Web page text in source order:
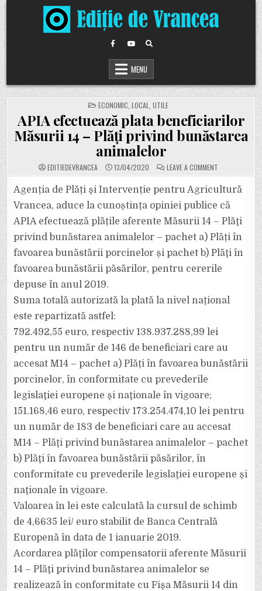
Skip
to
content
MENU
POSTED
IN
ECONOMIC LOCAL UTILE
APIA efectuează plata beneficiarilor
Măsurii 14 – Plăţi privind bunăstarea
animalelor
EDITIEDEVRANCEA 13/04/2020 LEAVE A COMMENTON
APIA
PLATA
BENEFICIARILOR
MĂSURII
14
PLĂŢI
BUNĂSTAREA
ANIMALELOR
Agenția de Plăți şi Intervenție pentru Agricultură
Vrancea, aduce la cunoștința opiniei publice că
APIA efectuează plățile aferente Măsurii 14 – Plăţi
privind bunăstarea animalelor – pachet a) Plăți în
favoarea bunăstării porcinelor și pachet b) Plăţi în
favoarea bunăstării păsărilor, pentru cererile
depuse în anul 2019.
Suma totală autorizată la plată la nivel național
este repartizată astfel:
792.492,55 euro, respectiv 138.937.288,99 lei
pentru un număr de 146 de beneficiari care au
accesat M14 – pachet a) Plăți în favoarea bunăstării
porcinelor, în conformitate cu prevederile
legislaţiei europene şi naţionale în vigoare;
151.168,46 euro, respectiv 173.254.474,10 lei pentru
un număr de 183 de beneficiari care au accesat
M14 – Plăţi privind bunăstarea animalelor – pachet
b) Plăţi în favoarea bunăstării păsărilor, în
conformitate cu prevederile legislaţiei europene şi
naţionale în vigoare.
Valoarea în lei este calculată la cursul de schimb
de 4,6635 lei/ euro stabilit de Banca Centrală
Europenă în data de 1 ianuarie 2019.
Acordarea plăţilor compensatorii aferente Măsurii
14 – Plăţi privind bunăstarea animalelor se
realizează în conformitate cu Fişa Măsurii 14 din